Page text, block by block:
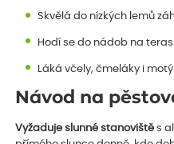
Skvělá do nízkých lemů
Hodí se do nádob na
Láká včely, čmeláky i
Návod na
Vyžaduje slunné stanoviště s